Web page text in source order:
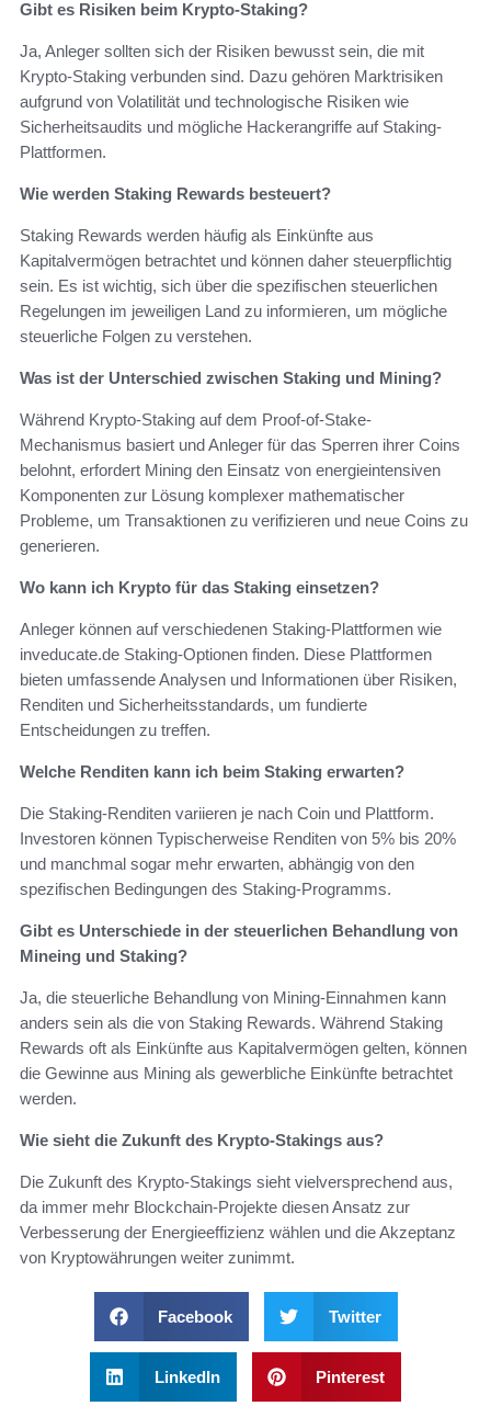
Gibt es Risiken beim Krypto-Staking?
Ja, Anleger sollten sich der Risiken bewusst sein, die mit
Krypto-Staking verbunden sind. Dazu gehören Marktrisiken
aufgrund von Volatilität und technologische Risiken wie
Sicherheitsaudits und mögliche Hackerangriffe auf Staking-
Plattformen.
Wie werden Staking Rewards besteuert?
Staking Rewards werden häufig als Einkünfte aus
Kapitalvermögen betrachtet und können daher steuerpflichtig
sein. Es ist wichtig, sich über die spezifischen steuerlichen
Regelungen im jeweiligen Land zu informieren, um mögliche
steuerliche Folgen zu verstehen.
Was ist der Unterschied zwischen Staking und Mining?
Während Krypto-Staking auf dem Proof-of-Stake-
Mechanismus basiert und Anleger für das Sperren ihrer Coins
belohnt, erfordert Mining den Einsatz von energieintensiven
Komponenten zur Lösung komplexer mathematischer
Probleme, um Transaktionen zu verifizieren und neue Coins zu
generieren.
Wo kann ich Krypto für das Staking einsetzen?
Anleger können auf verschiedenen Staking-Plattformen wie
inveducate.de Staking-Optionen finden. Diese Plattformen
bieten umfassende Analysen und Informationen über Risiken,
Renditen und Sicherheitsstandards, um fundierte
Entscheidungen zu treffen.
Welche Renditen kann ich beim Staking erwarten?
Die Staking-Renditen variieren je nach Coin und Plattform.
Investoren können Typischerweise Renditen von 5% bis 20%
und manchmal sogar mehr erwarten, abhängig von den
spezifischen Bedingungen des Staking-Programms.
Gibt es Unterschiede in der steuerlichen Behandlung von
Mineing und Staking?
Ja, die steuerliche Behandlung von Mining-Einnahmen kann
anders sein als die von Staking Rewards. Während Staking
Rewards oft als Einkünfte aus Kapitalvermögen gelten, können
die Gewinne aus Mining als gewerbliche Einkünfte betrachtet
werden.
Wie sieht die Zukunft des Krypto-Stakings aus?
Die Zukunft des Krypto-Stakings sieht vielversprechend aus,
da immer mehr Blockchain-Projekte diesen Ansatz zur
Verbesserung der Energieeffizienz wählen und die Akzeptanz
von Kryptowährungen weiter zunimmt.
Facebook Twitter
LinkedIn Pinterest